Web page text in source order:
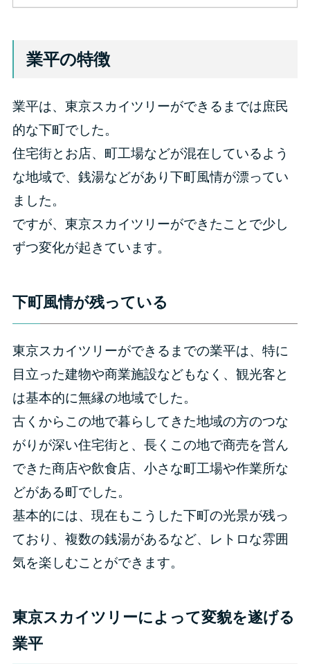
業平の特徴
業平は、東京スカイツリーができるまでは庶民
的な下町でした。
住宅街とお店、町工場などが混在しているよう
な地域で、銭湯などがあり下町風情が漂ってい
ました。
ですが、東京スカイツリーができたことで少し
ずつ変化が起きています。
下町風情が残っている
東京スカイツリーができるまでの業平は、特に
目立った建物や商業施設などもなく、観光客と
は基本的に無縁の地域でした。
古くからこの地で暮らしてきた地域の方のつな
がりが深い住宅街と、長くこの地で商売を営ん
できた商店や飲食店、小さな町工場や作業所な
どがある町でした。
基本的には、現在もこうした下町の光景が残っ
ており、複数の銭湯があるなど、レトロな雰囲
気を楽しむことができます。
東京スカイツリーによって変貌を遂げる
業平